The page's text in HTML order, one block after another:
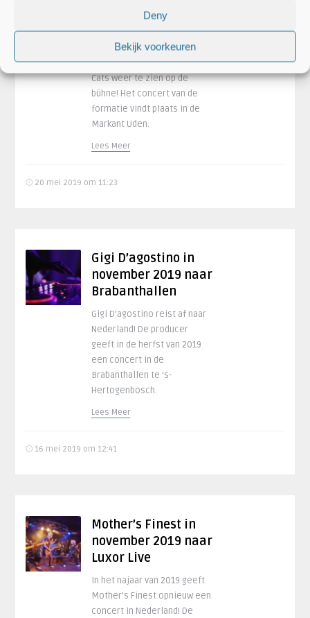
Deny
Bekijk voorkeuren
in juni 2019 naar
Markant Uden
In juni 2019 is Tribute to The
Cats weer te zien op de
bühne! Het concert van de
formatie vindt plaats in de
Markant Uden.
Lees Meer
20 mei 2019 om 11:23
Gigi D’agostino in
november 2019 naar
Brabanthallen
Gigi D’agostino reist af naar
Nederland! De producer
geeft in de herfst van 2019
een concert in de
Brabanthallen te ‘s-
Hertogenbosch.
Lees Meer
16 mei 2019 om 12:41
Mother’s Finest in
november 2019 naar
Luxor Live
In het najaar van 2019 geeft
Mother’s Finest opnieuw een
concert in Nederland! De